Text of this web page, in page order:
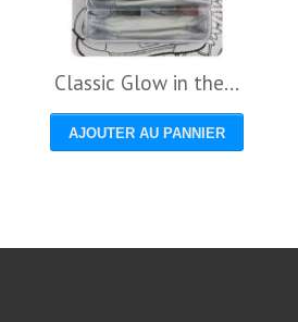
Classic Glow in the...
AJOUTER AU PANNIER